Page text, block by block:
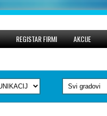
REGISTAR FIRMI AKCIJE